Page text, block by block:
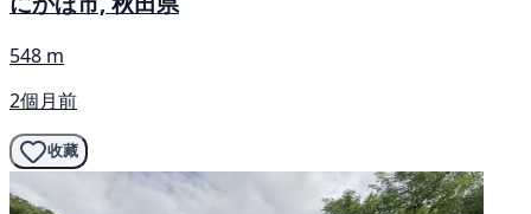
548 m
2個月前
收藏